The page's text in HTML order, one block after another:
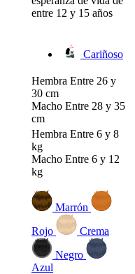
entre 12 y 15 años
Cariñoso
Hembra Entre 26 y
30 cm
Macho Entre 28 y 35
cm
Hembra Entre 6 y 8
kg
Macho Entre 6 y 12
kg
Marrón
Rojo
Crema
Negro
Azul